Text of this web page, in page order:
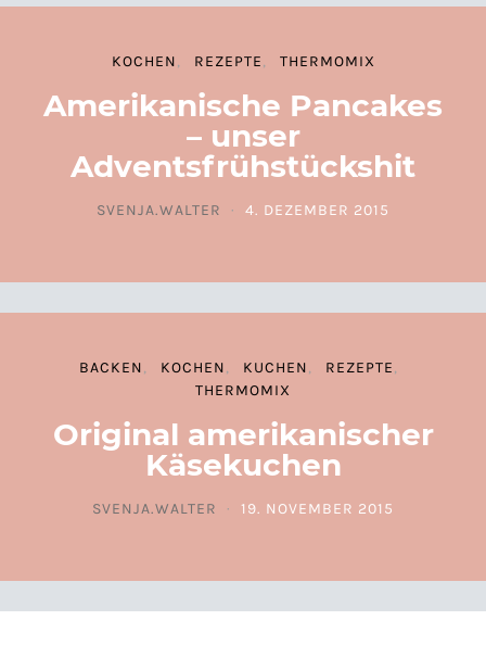
KOCHEN REZEPTE THERMOMIX
Amerikanische Pancakes
– unser
Adventsfrühstückshit
SVENJA.WALTER
POSTED ON
4. DEZEMBER 2015
BACKEN KOCHEN KUCHEN
REZEPTE
THERMOMIX
Original amerikanischer
Käsekuchen
SVENJA.WALTER
POSTED ON
19. NOVEMBER 2015